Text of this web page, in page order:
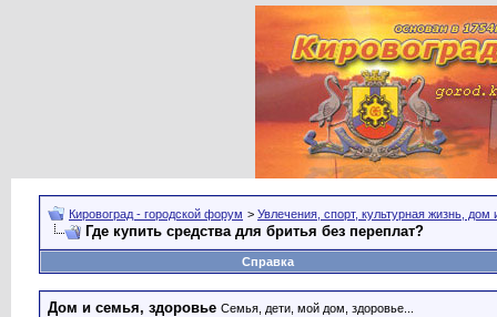
Кировоград - городской форум > Увлечения, спорт, культурная жизнь, дом
Где купить средства для бритья без переплат?
Справка
Дом и семья, здоровье Семья, дети, мой дом, здоровье...